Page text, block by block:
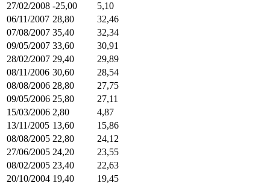
27/02/2008 -25,00
5,10
06/11/2007 28,80
32,46
07/08/2007 35,40
32,34
09/05/2007 33,60
30,91
28/02/2007 29,40
29,89
08/11/2006 30,60
28,54
08/08/2006 28,80
27,75
09/05/2006 25,80
27,11
15/03/2006 2,80
4,87
13/11/2005 13,60
15,86
08/08/2005 22,80
24,12
27/06/2005 24,20
23,55
08/02/2005 23,40
22,63
20/10/2004 19,40
19,45